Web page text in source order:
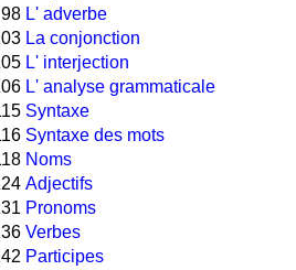
98 L' adverbe
La conjonction
L' interjection
L' analyse grammaticale
Syntaxe
Syntaxe des mots
Noms
Adjectifs
Pronoms
Verbes
Participes